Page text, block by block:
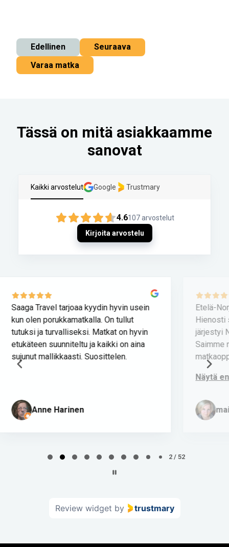
Edellinen
Seuraava
Varaa matka
Tässä on mitä asiakkaamme
sanovat
Kaikki arvostelut Google Trustmary
4.6107 arvostelut
Kirjoita arvostelu
Etelä-Norjan kiertomatka 21.–28.5.2026!
Hienosti suunniteltu matka ja kaikki asiat
järjestyi Norjan hotellilakosta huolimatta!
Saimme nähdä huikeat Norjan vuoristot ja
matkaoppaamme Tarja kertoi as...
maili hernetkoski
2 / 52
Review widget by trustmary